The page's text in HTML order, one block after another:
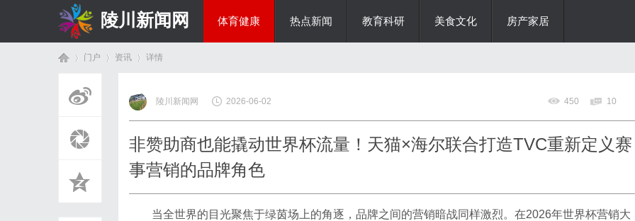
陵川新闻网 体育健康 热点新闻 教育科研 美食文化 房产家居
门户 资讯
›
详情
陵川新闻网 2026-06-02 450 10
非赞助商也能撬动世界杯流量！天猫×海尔联合打造TVC重新定义赛
事营销的品牌角色
当全世界的目光聚焦于绿茵场上的角逐，品牌之间的营销暗战同样激烈。在2026年世界杯营销大